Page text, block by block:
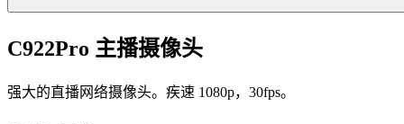
C922Pro 主播摄像头
强大的直播网络摄像头。疾速 1080p，30fps。